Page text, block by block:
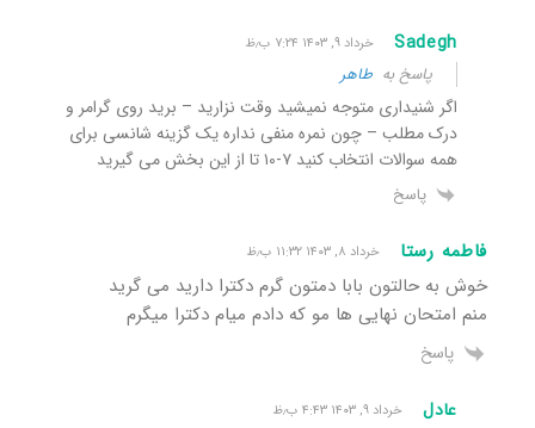
Sadegh خرداد ۹, ۱۴۰۳ ۷:۲۴ ب٫ظ
پاسخ به طاهر
اگر شنیداری متوجه نمیشید وقت نزارید – برید روی گرامر و
درک مطلب – چون نمره منفی نداره یک گزینه شانسی برای
همه سوالات انتخاب کنید ۷-۱۰ تا از این بخش می گیرید
پاسخ
فاطمه رستا خرداد ۸, ۱۴۰۳ ۱۱:۳۲ ب٫ظ
خوش به حالتون بابا دمتون گرم دکترا دارید می گرید
منم امتحان نهایی ها مو که دادم میام دکترا میگرم
پاسخ
عادل خرداد ۹, ۱۴۰۳ ۴:۴۳ ب٫ظ